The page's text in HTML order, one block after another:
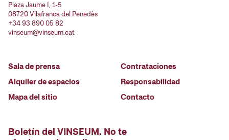
Plaza Jaume I, 1-5
08720 Vilafranca del Penedès
+34 93 890 05 82
vinseum@vinseum.cat
Sala de prensa
Alquiler de espacios
Mapa del sitio
Contrataciones
Responsabilidad
Contacto
Boletín del VINSEUM. No te